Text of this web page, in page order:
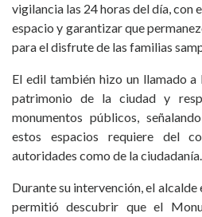
vigilancia las 24 horas del día, con
espacio y garantizar que
para el disfrute de las familias
El edil también hizo un llamado
patrimonio de la ciudad y
monumentos públicos,
estos espacios requiere del
autoridades como de la ciudadanía.
Durante su intervención, el
permitió descubrir que el